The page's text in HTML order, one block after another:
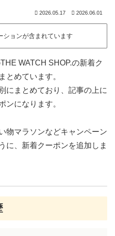
2026.05.17 2026.06.01
ョンが含まれています
WATCH SHOP.の新着ク
とめています。
にまとめており、記事の上に
ンになります。
物マラソンなどキャンペーン
に、新着クーポンを追加しま